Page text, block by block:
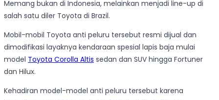
Memang bukan di Indonesia, melainkan menjadi line-up di
salah satu diler Toyota di Brazil.
Mobil-mobil Toyota anti peluru tersebut resmi dijual dan
dimodifikasi layaknya kendaraan spesial lapis baja mulai
model Toyota Corolla Altis sedan dan SUV hingga Fortuner
dan Hilux.
Kehadiran model-model anti peluru tersebut karena